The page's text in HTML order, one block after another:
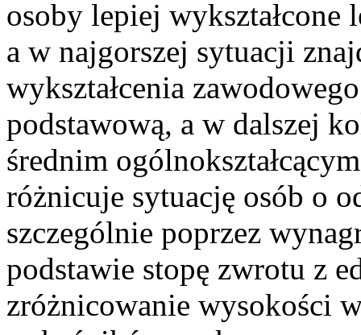
osoby lepiej wykształcone
a w najgorszej sytuacji
wykształcenia
podstawową, a w dalszej
średnim
różnicuje sytuację osób o
szczególnie poprzez
podstawie stopę zwrotu z
zróżnicowanie wysokości